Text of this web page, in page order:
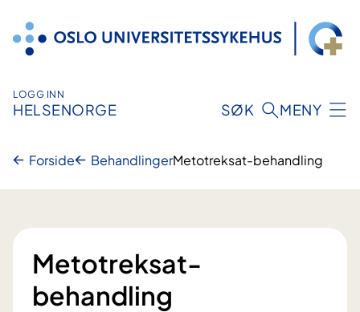
innhold
LOGG INN
HELSENORGE SØK MENY
Forside BehandlingerMetotreksat-behandling
Metotreksat-
behandling